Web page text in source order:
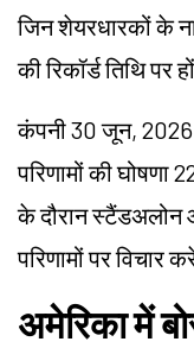
जिन शेयरधारकों के
की रिकॉर्ड तिथि पर
कंपनी 30 जून, 2026
परिणामों की घोषणा
के दौरान स्टैंडअलोन
परिणामों पर विचार
अमेरिका में